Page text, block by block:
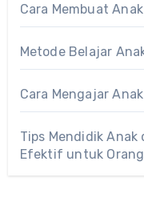
Cara Membuat
Metode Belajar
Cara Mengajar
Tips Mendidik Anak
Efektif untuk